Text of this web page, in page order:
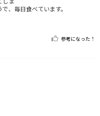
、毎日食べています。
参考になった！